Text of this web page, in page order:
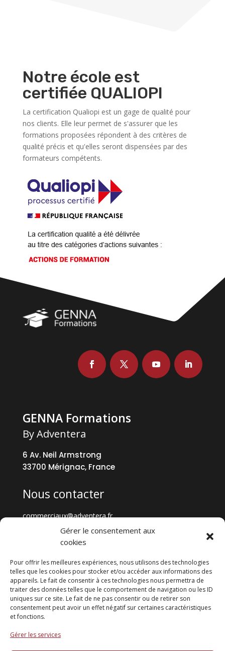
Gérer le consentement aux
cookies
Pour offrir les meilleures expériences, nous utilisons des technologies
telles que les cookies pour stocker et/ou accéder aux informations des
appareils. Le fait de consentir à ces technologies nous permettra de
traiter des données telles que le comportement de navigation ou les ID
uniques sur ce site. Le fait de ne pas consentir ou de retirer son
consentement peut avoir un effet négatif sur certaines caractéristiques
et fonctions.
Gérer les services
Notre école est
certifiée QUALIOPI
La certification Qualiopi est un gage de qualité pour
nos clients. Elle leur permet de s'assurer que les
formations proposées répondent à des critères de
qualité précis et qu'elles seront dispensées par des
formateurs compétents.
GENNA Formations
By Adventera
6 Av. Neil Armstrong
33700 Mérignac, France
Nous contacter
commerciaux@adventera.fr
+33 5 57 35 73 73
Tout GENNA
GENNA Formations
Cybersécurité
Data
Fracture numérique
Statistiques